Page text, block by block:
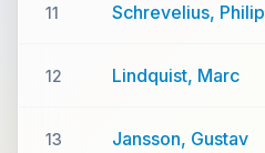
11 Schrevelius, Philip
12 Lindquist, Marc
13 Jansson, Gustav